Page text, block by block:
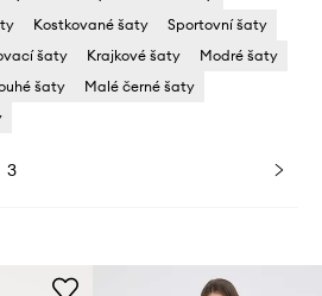
Kostkované šaty
Sportovní šaty
šaty Krajkové šaty
Modré šaty
šaty
Malé černé šaty
3